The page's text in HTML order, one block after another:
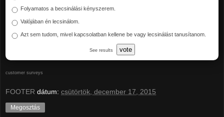
Folyamatos a becsinálási kényszerem.
Valójában én lecsinálom.
Azt sem tudom, mivel kapcsolatban kellene be vagy lecsinálást tanusítanom.
See results vote
customer surveys
FOOTER dátum: csütörtök, december 17, 2015
Megosztás